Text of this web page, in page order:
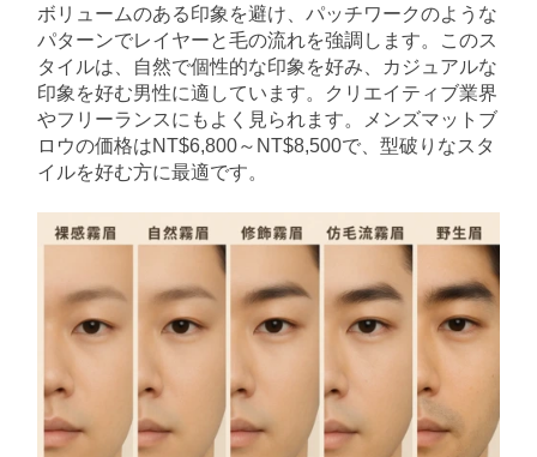
ボリュームのある印象を避け、パッチワークのような
パターンでレイヤーと毛の流れを強調します。このス
タイルは、自然で個性的な印象を好み、カジュアルな
印象を好む男性に適しています。クリエイティブ業界
やフリーランスにもよく見られます。メンズマットブ
ロウの価格はNT$6,800～NT$8,500で、型破りなスタ
イルを好む方に最適です。